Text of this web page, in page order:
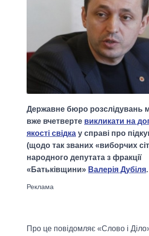
Державне бюро розслідувань
вже вчетверте викликати на
якості свідка у справі про
(щодо так званих «виборчих
народного депутата з фракції
«Батьківщини» Валерія Дубіля.
Про це повідомляє «Слово і